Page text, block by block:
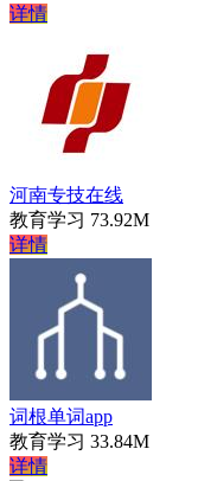
详情
河南专技在线
教育学习 73.92M
详情
词根单词app
教育学习 33.84M
详情